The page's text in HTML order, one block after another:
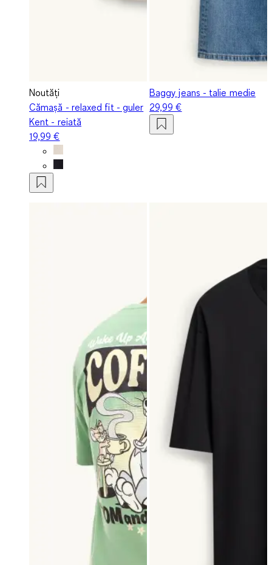
Noutăți
Cămașă - relaxed fit - guler
Kent - reiată
19,99 €
Baggy jeans - talie medie
29,99 €